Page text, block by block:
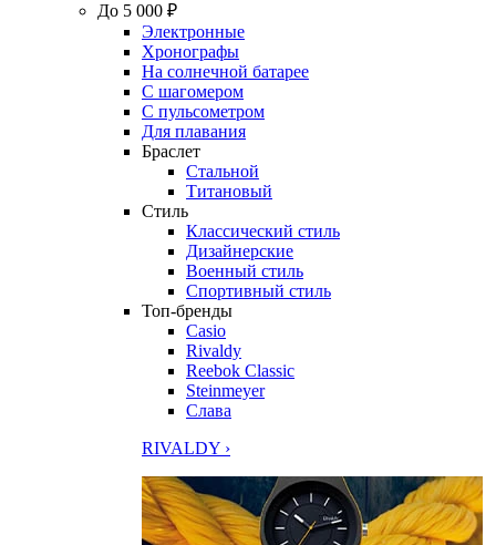
До 5 000 ₽
Электронные
Хронографы
На солнечной батарее
С шагомером
С пульсометром
Для плавания
Браслет
Стальной
Титановый
Стиль
Классический стиль
Дизайнерские
Военный стиль
Спортивный стиль
Топ-бренды
Casio
Rivaldy
Reebok Classic
Steinmeyer
Слава
RIVALDY ›